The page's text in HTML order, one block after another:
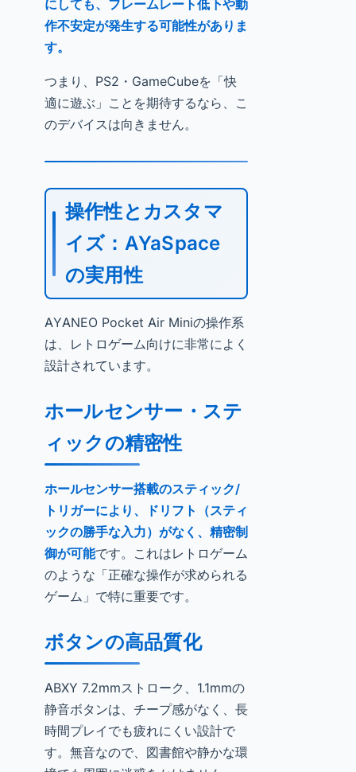
にしても、フレームレート低下や動
作不安定が発生する可能性がありま
す。
つまり、PS2・GameCubeを「快
適に遊ぶ」ことを期待するなら、こ
のデバイスは向きません。
操作性とカスタマ
イズ：AYaSpace
の実用性
AYANEO Pocket Air Miniの操作系
は、レトロゲーム向けに非常によく
設計されています。
ホールセンサー・ステ
ィックの精密性
ホールセンサー搭載のスティック/
トリガーにより、ドリフト（スティ
ックの勝手な入力）がなく、精密制
御が可能です。これはレトロゲーム
のような「正確な操作が求められる
ゲーム」で特に重要です。
ボタンの高品質化
ABXY 7.2mmストローク、1.1mmの
静音ボタンは、チープ感がなく、長
時間プレイでも疲れにくい設計で
す。無音なので、図書館や静かな環